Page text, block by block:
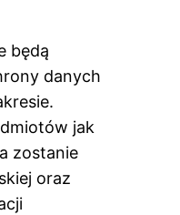
będą
danych
jak
zostanie
oraz